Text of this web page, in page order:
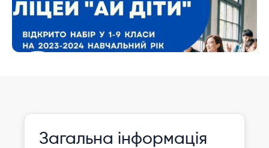
Зареєструвати
дитину
Загальна інформація